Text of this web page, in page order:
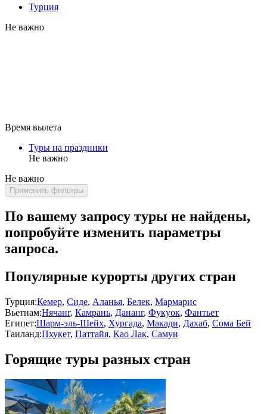
Турция
Не важно
Время вылета
Туры на праздники
Не важно
Не важно
Применить фильтры
По вашему запросу туры не найдены,
попробуйте изменить параметры
запроса.
Популярные курорты других стран
Турция:Кемер, Сиде, Аланья, Белек, Мармарис
Вьетнам:Нячанг, Камрань, Дананг, Фукуок, Фантьет
Египет:Шарм-эль-Шейх, Хургада, Макади, Дахаб, Сома Бей
Таиланд:Пхукет, Паттайя, Као Лак, Самуи
Горящие туры разных стран